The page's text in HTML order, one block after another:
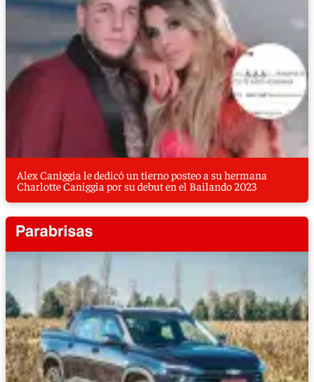
Alex Caniggia le dedicó un tierno posteo a su hermana
Charlotte Caniggia por su debut en el Bailando 2023